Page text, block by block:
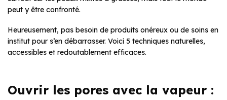
peut y être confronté.
Heureusement, pas besoin de produits onéreux ou de soins en
institut pour s’en débarrasser. Voici 5 techniques naturelles,
accessibles et redoutablement efficaces.
Ouvrir les pores avec la vapeur :